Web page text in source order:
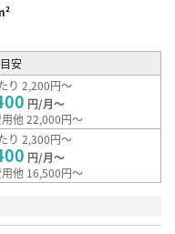
安
り 2,200円～
円/月～
他 22,000円～
り 2,300円～
円/月～
他 16,500円～